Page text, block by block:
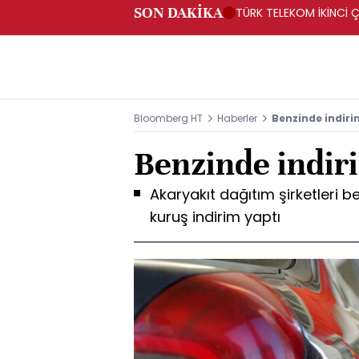
SON DAKİKA TÜRK TELEKOM İKİNCİ
Bloomberg HT Haberler Benzinde
Benzinde
Akaryakıt dağıtım şirketleri
kuruş indirim yaptı